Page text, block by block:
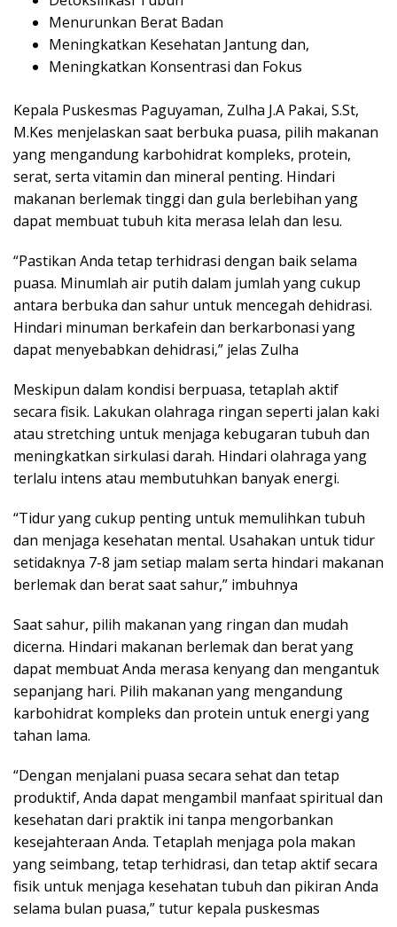
Menurunkan Berat Badan
Meningkatkan Kesehatan Jantung dan,
Meningkatkan Konsentrasi dan Fokus
Kepala Puskesmas Paguyaman, Zulha J.A Pakai, S.St,
M.Kes menjelaskan saat berbuka puasa, pilih makanan
yang mengandung karbohidrat kompleks, protein,
serat, serta vitamin dan mineral penting. Hindari
makanan berlemak tinggi dan gula berlebihan yang
dapat membuat tubuh kita merasa lelah dan lesu.
“Pastikan Anda tetap terhidrasi dengan baik selama
puasa. Minumlah air putih dalam jumlah yang cukup
antara berbuka dan sahur untuk mencegah dehidrasi.
Hindari minuman berkafein dan berkarbonasi yang
dapat menyebabkan dehidrasi,” jelas Zulha
Meskipun dalam kondisi berpuasa, tetaplah aktif
secara fisik. Lakukan olahraga ringan seperti jalan kaki
atau stretching untuk menjaga kebugaran tubuh dan
meningkatkan sirkulasi darah. Hindari olahraga yang
terlalu intens atau membutuhkan banyak energi.
“Tidur yang cukup penting untuk memulihkan tubuh
dan menjaga kesehatan mental. Usahakan untuk tidur
setidaknya 7-8 jam setiap malam serta hindari makanan
berlemak dan berat saat sahur,” imbuhnya
Saat sahur, pilih makanan yang ringan dan mudah
dicerna. Hindari makanan berlemak dan berat yang
dapat membuat Anda merasa kenyang dan mengantuk
sepanjang hari. Pilih makanan yang mengandung
karbohidrat kompleks dan protein untuk energi yang
tahan lama.
“Dengan menjalani puasa secara sehat dan tetap
produktif, Anda dapat mengambil manfaat spiritual dan
kesehatan dari praktik ini tanpa mengorbankan
kesejahteraan Anda. Tetaplah menjaga pola makan
yang seimbang, tetap terhidrasi, dan tetap aktif secara
fisik untuk menjaga kesehatan tubuh dan pikiran Anda
selama bulan puasa,” tutur kepala puskesmas